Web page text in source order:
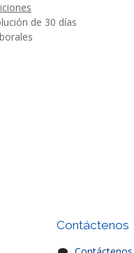
de 30 días
Contáctenos